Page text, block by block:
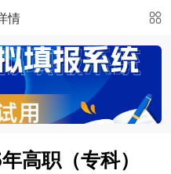
情
高职（专科）